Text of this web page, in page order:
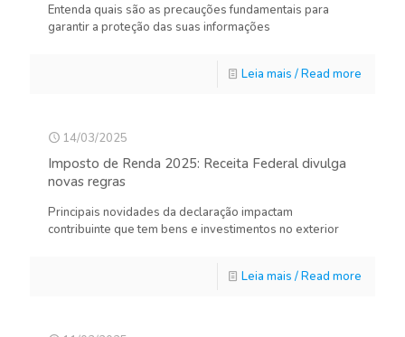
Entenda quais são as precauções fundamentais para
garantir a proteção das suas informações
Leia mais / Read more
14/03/2025
Imposto de Renda 2025: Receita Federal divulga
novas regras
Principais novidades da declaração impactam
contribuinte que tem bens e investimentos no exterior
Leia mais / Read more